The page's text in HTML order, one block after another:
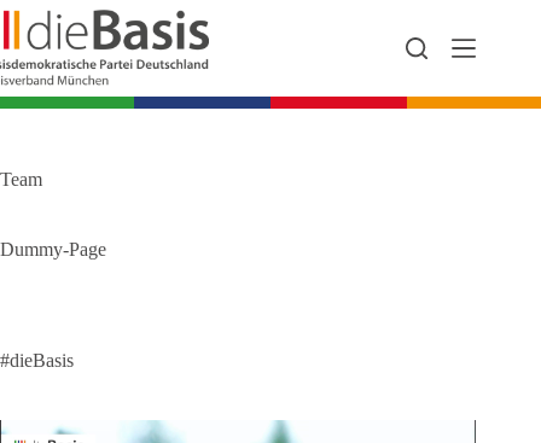
Zum
Inhalt
springen
Team
Dummy-Page
#dieBasis